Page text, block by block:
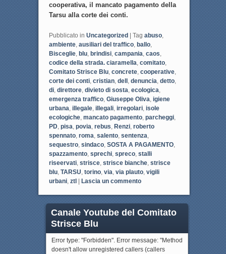
cooperativa, il mancato pagamento della
Tarsu alla corte dei conti.
Pubblicato in Uncategorized | Tag abuso,
ambiente, ausiliari del traffico, ballo,
Bisceglie, blu, brindisi, campania caos
codice della strada. ciaramella comitato,
Comitato Strisce Blu, concrete, cooperative,
corte dei conti, cristian, dell, denuncia detto,
di, direttore, divieto di sosta ecologica
emergenza traffico, Giuseppe Oliva igiene
urbana illegale, illegali, irregolari, isole
ecologiche, mancato pagamento, parcheggi,
PD, pisa povia rebus Renzi, roberto
spennato, roma salento, sentenza
sequestro, sindaco, SOSTA A PAGAMENTO,
spazzamento, sprechi, spreco, stalli
riseervati, strisce, strisce bianche, strisce
blu, TARSU torino, via via plauto, vigili
urbani, ztl | Lascia un commento
Canale Youtube del Comitato
Strisce Blu
Error type: "Forbidden". Error message: "Method
doesn't allow unregistered callers (callers